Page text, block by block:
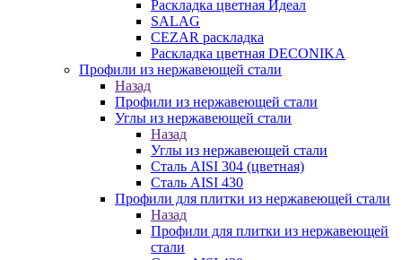
Раскладка цветная Идеал
SALAG
CEZAR раскладка
Раскладка цветная DECONIKA
Профили из нержавеющей стали
Назад
Профили из нержавеющей стали
Углы из нержавеющей стали
Назад
Углы из нержавеющей стали
Сталь AISI 304 (цветная)
Сталь AISI 430
Профили для плитки из нержавеющей стали
Назад
Профили для плитки из нержавеющей
стали